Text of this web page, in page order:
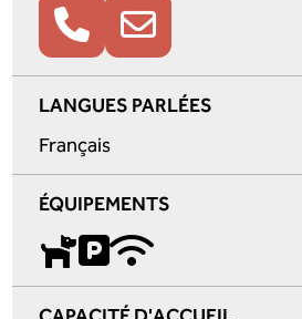
LANGUES PARLÉES
Français
ÉQUIPEMENTS